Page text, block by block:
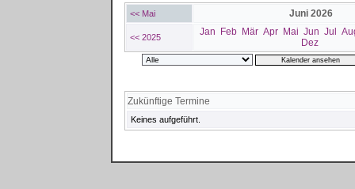
<< Mai Juni 2026
<< 2025 Jan Feb Mär Apr Mai Jun Jul
Dez
Zukünftige Termine
Keines aufgeführt.